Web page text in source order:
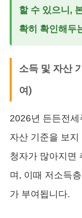
할 수 있으니,
확히 확인해두
소득 및 자산
여)
2026년 든든전
자산 기준을 보
청자가 많아지면
며, 이때 저소득
가 부여됩니다.